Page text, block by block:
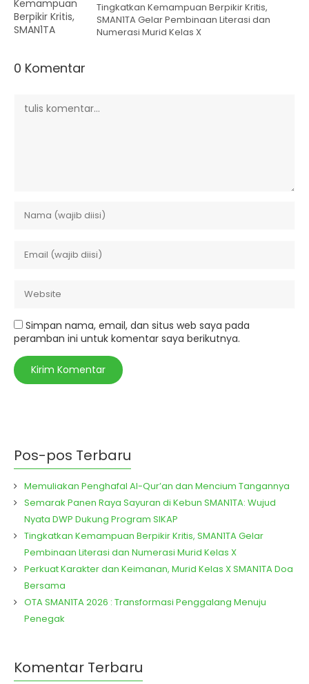
Tingkatkan Kemampuan Berpikir Kritis,
SMAN1TA Gelar Pembinaan Literasi dan
Numerasi Murid Kelas X
0 Komentar
Simpan nama, email, dan situs web saya pada
peramban ini untuk komentar saya berikutnya.
Pos-pos Terbaru
Memuliakan Penghafal Al-Qur’an dan Mencium Tangannya
Semarak Panen Raya Sayuran di Kebun SMAN1TA: Wujud
Nyata DWP Dukung Program SIKAP
Tingkatkan Kemampuan Berpikir Kritis, SMAN1TA Gelar
Pembinaan Literasi dan Numerasi Murid Kelas X
Perkuat Karakter dan Keimanan, Murid Kelas X SMAN1TA Doa
Bersama
OTA SMAN1TA 2026 : Transformasi Penggalang Menuju
Penegak
Komentar Terbaru